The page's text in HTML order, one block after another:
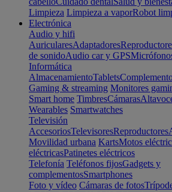
Limpieza Limpieza a vaporRobot
Electrónica
Audio y hifi
AuricularesAdaptadores
de sonidoAudio car y GPS
Informática
AlmacenamientoTablets
Gaming & streaming Monitores
Smart home TimbresCámaras
Wearables Smartwatches
Televisión
AccesoriosTelevisoresReproductores
Movilidad urbana KartsMotos
eléctricasPatinetes eléctricos
Telefonía Teléfonos fijosGadgets y
complementosSmartphones
Foto y vídeo Cámaras de fotos